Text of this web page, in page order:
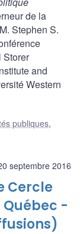
de la
Stephen S.
Storer
and
Western
publiques,
septembre 2016
Cercle
Québec -